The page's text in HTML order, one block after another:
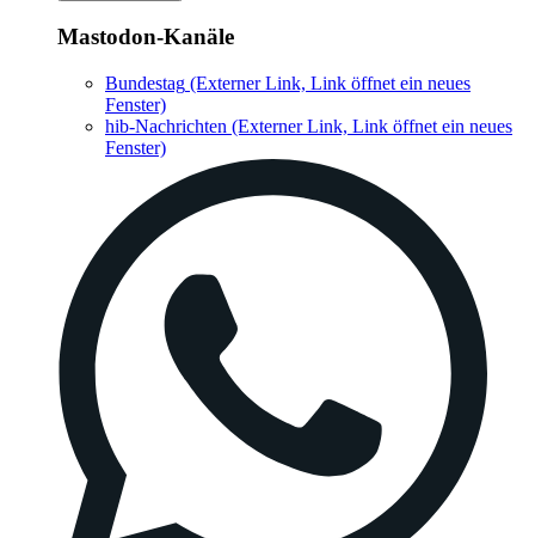
Mastodon-Kanäle
Bundestag (Externer Link, Link öffnet ein neues
Fenster)
hib-Nachrichten (Externer Link, Link öffnet ein neues
Fenster)